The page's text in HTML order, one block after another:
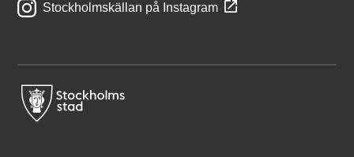
Stockholmskällan på Instagram